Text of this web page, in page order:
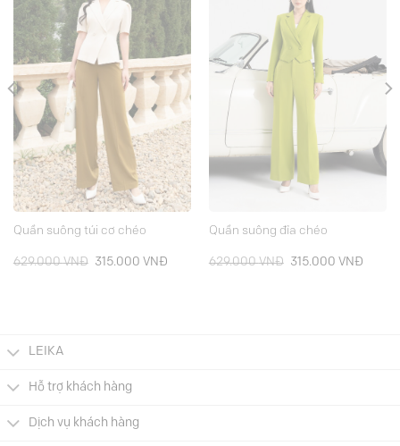
Quần suông túi cơ chéo
629.000VNĐ
Giá
315.000 VNĐGiá
Quần suông đỉa chéo
629.000VNĐ
Giá
315.000 VNĐGiá
LEIKA
Hỗ trợ khách hàng
Dịch vụ khách hàng